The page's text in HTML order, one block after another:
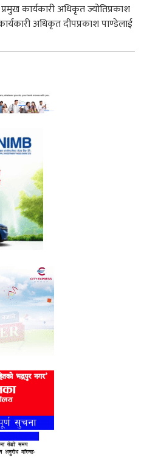
कार्यकारी अधिकृत ज्योतिप्रकाश
अधिकृत दीपप्रकाश पाण्डेलाई